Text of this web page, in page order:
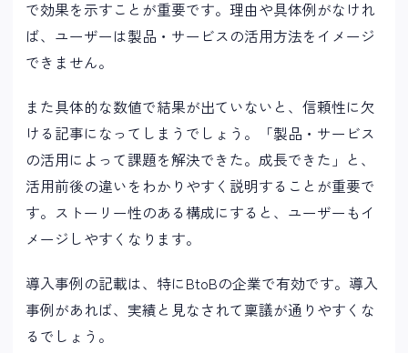
で効果を示すことが重要です。理由や具体例がなけれ
ば、ユーザーは製品・サービスの活用方法をイメージ
できません。
また具体的な数値で結果が出ていないと、信頼性に欠
ける記事になってしまうでしょう。「製品・サービス
の活用によって課題を解決できた。成長できた」と、
活用前後の違いをわかりやすく説明することが重要で
す。ストーリー性のある構成にすると、ユーザーもイ
メージしやすくなります。
導入事例の記載は、特にBtoBの企業で有効です。導入
事例があれば、実績と見なされて稟議が通りやすくな
るでしょう。